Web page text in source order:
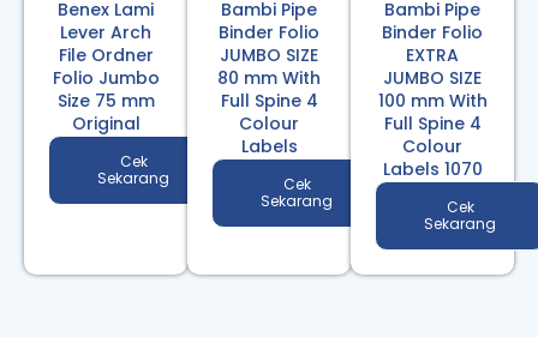
Benex Lami
Lever Arch
File Ordner
Folio Jumbo
Size 75 mm
Original
Cek
Sekarang
Bambi Pipe
Binder Folio
JUMBO SIZE
80 mm With
Full Spine 4
Colour
Labels
Cek
Sekarang
Bambi Pipe
Binder Folio
EXTRA
JUMBO SIZE
100 mm With
Full Spine 4
Colour
Labels 1070
Cek
Sekarang